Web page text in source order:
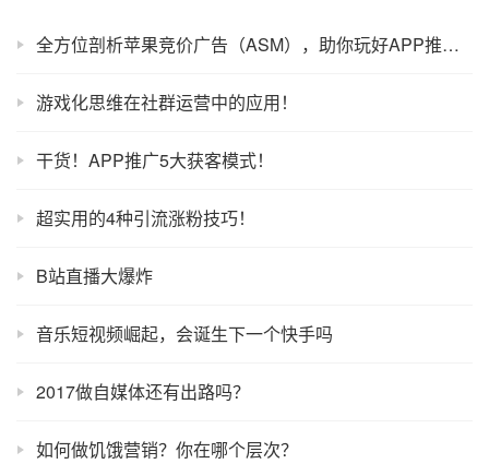
全方位剖析苹果竞价广告（ASM），助你玩好APP推广！
游戏化思维在社群运营中的应用！
干货！APP推广5大获客模式！
超实用的4种引流涨粉技巧！
B站直播大爆炸
音乐短视频崛起，会诞生下一个快手吗
2017做自媒体还有出路吗？
如何做饥饿营销？你在哪个层次？